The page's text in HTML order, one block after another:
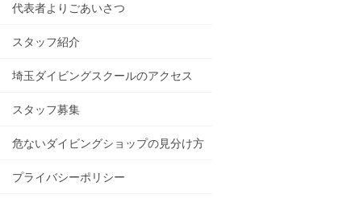
代表者よりごあいさつ
スタッフ紹介
埼玉ダイビングスクールのアクセス
スタッフ募集
危ないダイビングショップの見分け方
プライバシーポリシー